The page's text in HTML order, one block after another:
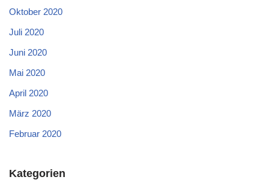
Oktober 2020
Juli 2020
Juni 2020
Mai 2020
April 2020
März 2020
Februar 2020
Kategorien